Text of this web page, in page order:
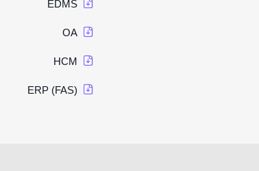
EDMS
OA
HCM
ERP (FAS)